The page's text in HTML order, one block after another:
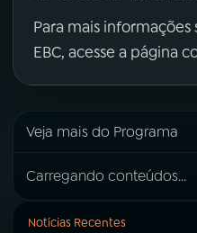
Para mais
EBC, acesse a página
Veja mais do Programa
Carregando conteúdos...
Notícias Recentes